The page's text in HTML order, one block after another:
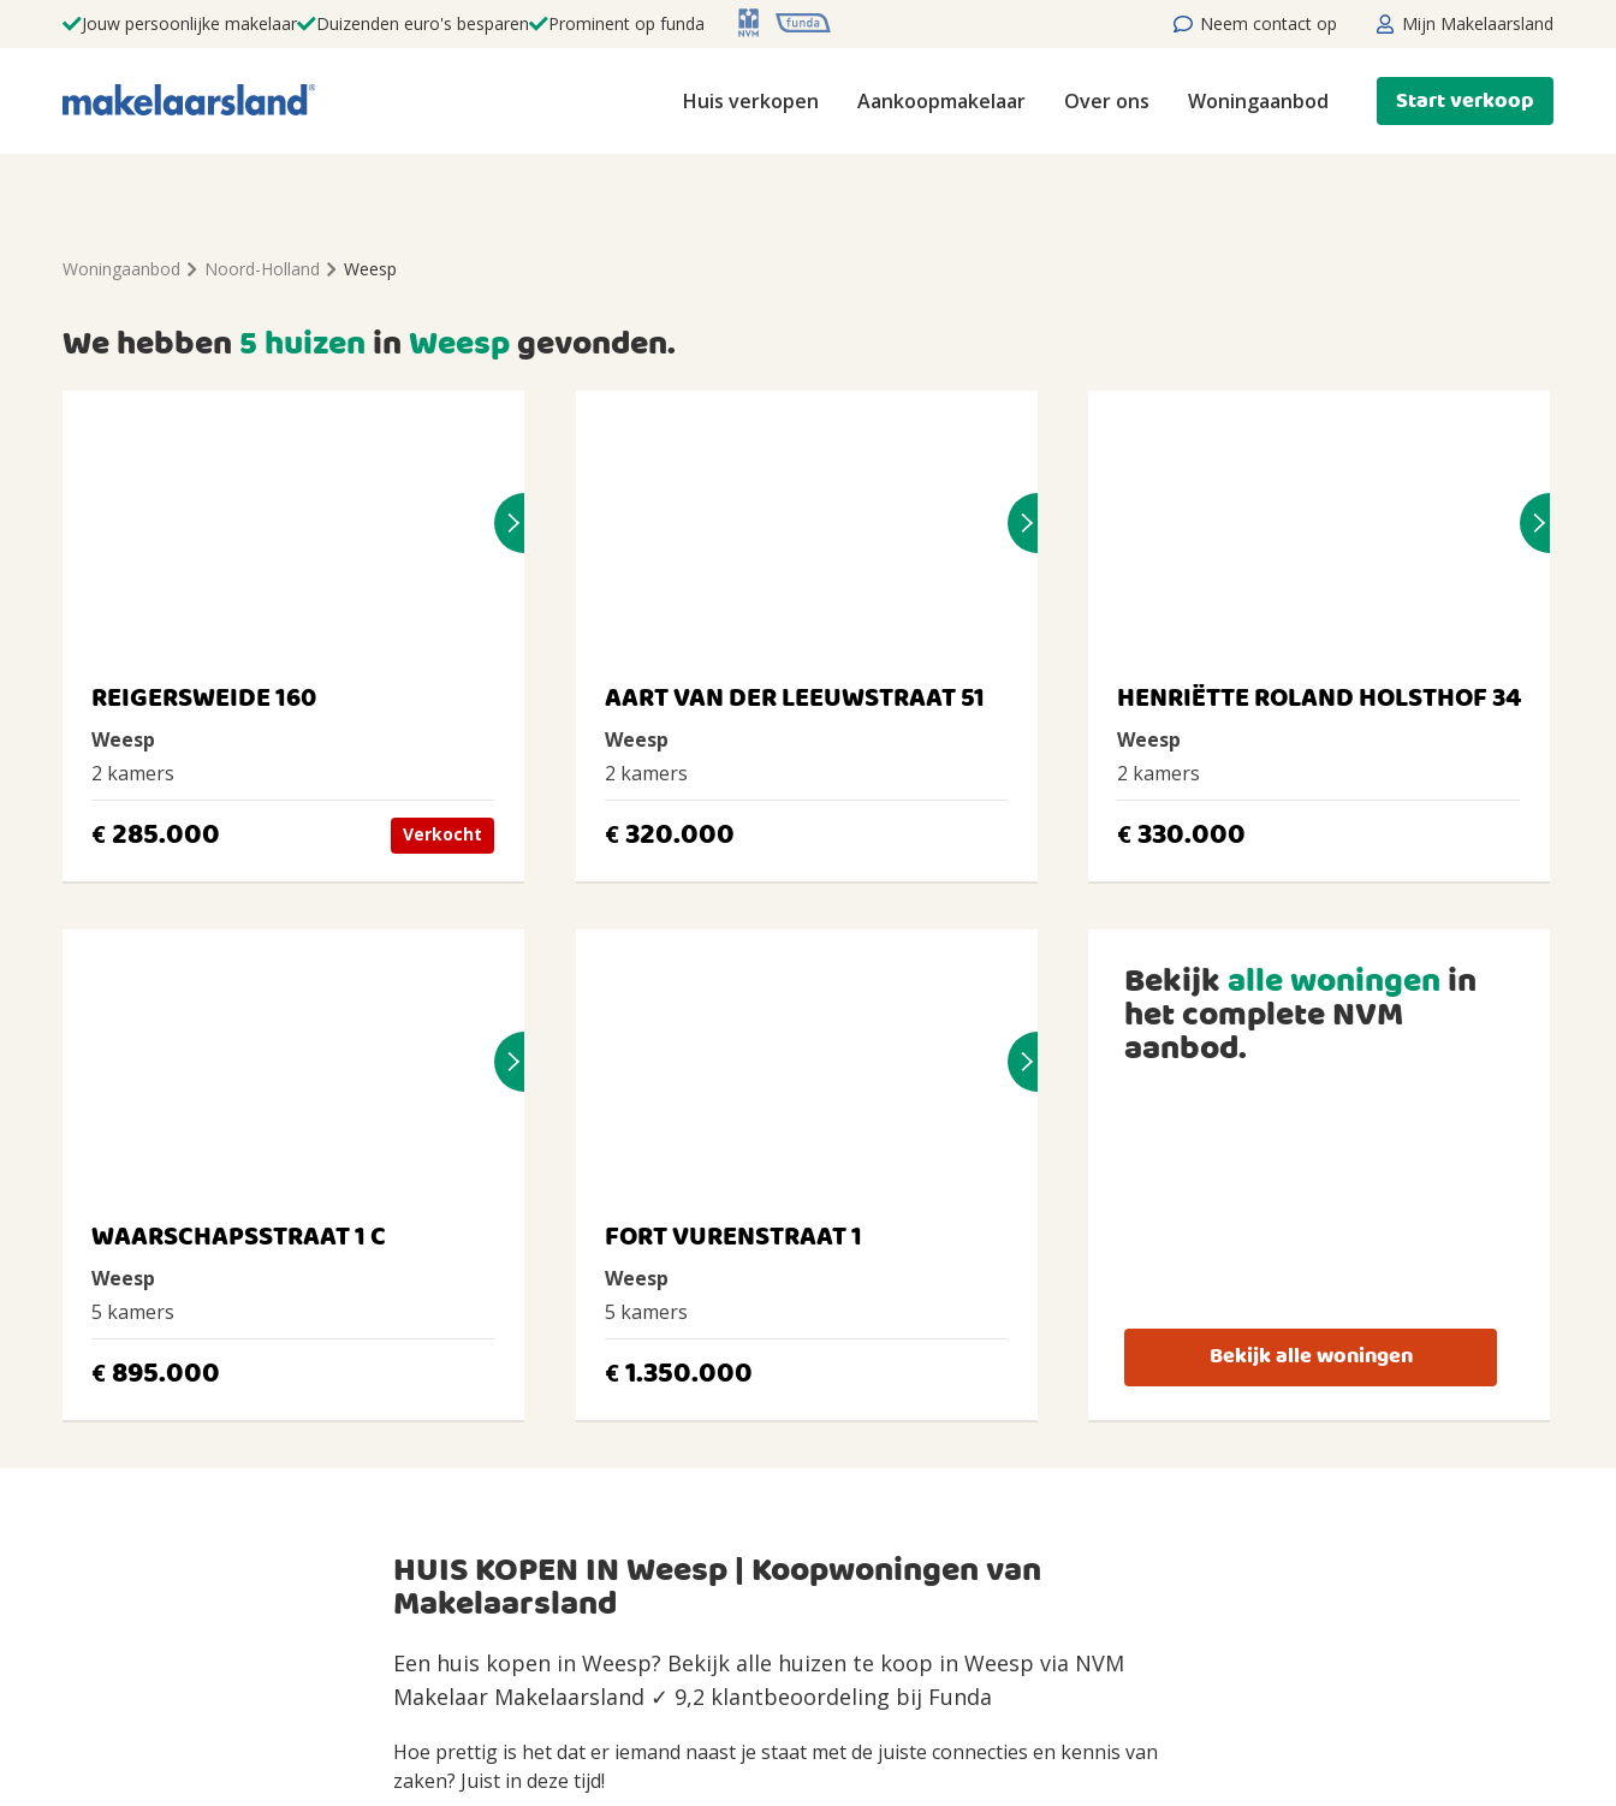
Jouw persoonlijke makelaar Duizenden euro's besparen Prominent op funda Neem contact op Mijn Makelaarsland
Huis verkopen Aankoopmakelaar Over ons Woningaanbod Start verkoop
Woningaanbod Noord-Holland Weesp
We hebben5 huizeninWeespgevonden.
REIGERSWEIDE 160
Weesp
2 kamers
€285.000 Verkocht
AART VAN DER LEEUWSTRAAT 51
Weesp
2 kamers
€320.000
HENRIËTTE ROLAND HOLSTHOF 34
Weesp
2 kamers
€330.000
WAARSCHAPSSTRAAT 1 C
Weesp
5 kamers
€ 895.000
FORT VURENSTRAAT 1
Weesp
5 kamers
€1.350.000
Bekijkalle woningenin
het complete NVM
aanbod.
Bekijk alle woningen
HUIS KOPEN IN Weesp | Koopwoningen van
Makelaarsland
Een huis kopen in Weesp? Bekijk alle huizen te koop in Weesp via NVM
Makelaar Makelaarsland ✓ 9,2 klantbeoordeling bij Funda
Hoe prettig is het dat er iemand naast je staat met de juiste connecties en kennis van
zaken? Juist in deze tijd!